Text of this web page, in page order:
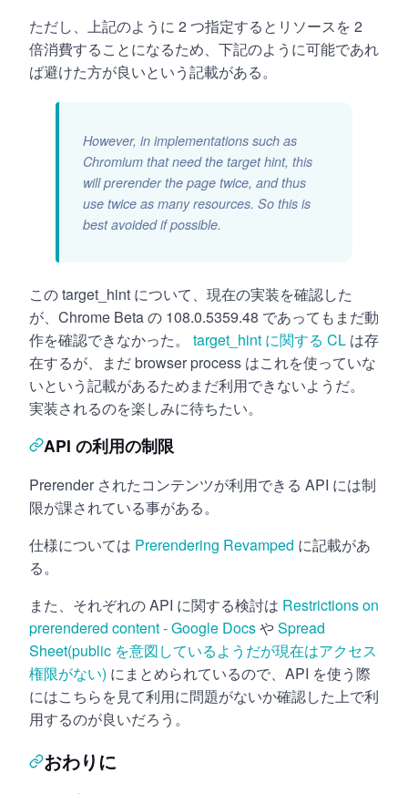
ただし、上記のように 2 つ指定するとリソースを 2
倍消費することになるため、下記のように可能であれ
ば避けた方が良いという記載がある。
However, in implementations such as
Chromium that need the target hint, this
will prerender the page twice, and thus
use twice as many resources. So this is
best avoided if possible.
この target_hint について、現在の実装を確認した
が、Chrome Beta の 108.0.5359.48 であってもまだ動
作を確認できなかった。 target_hint に関する CL は存
在するが、まだ browser process はこれを使っていな
いという記載があるためまだ利用できないようだ。
実装されるのを楽しみに待ちたい。
API の利用の制限
Prerender されたコンテンツが利用できる API には制
限が課されている事がある。
仕様については Prerendering Revamped に記載があ
る。
また、それぞれの API に関する検討は Restrictions on
prerendered content - Google DocsやSpread
Sheet(public を意図しているようだが現在はアクセス
権限がない) にまとめられているので、API を使う際
にはこちらを見て利用に問題がないか確認した上で利
用するのが良いだろう。
おわりに